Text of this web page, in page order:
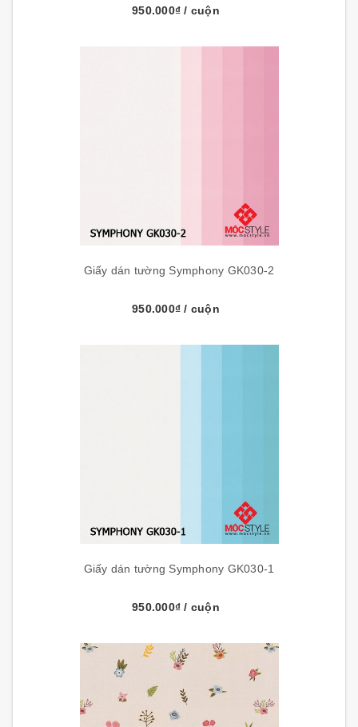
950.000₫/ cuộn
Giấy dán tường Symphony GK030-2
950.000₫/ cuộn
Giấy dán tường Symphony GK030-1
950.000₫/ cuộn